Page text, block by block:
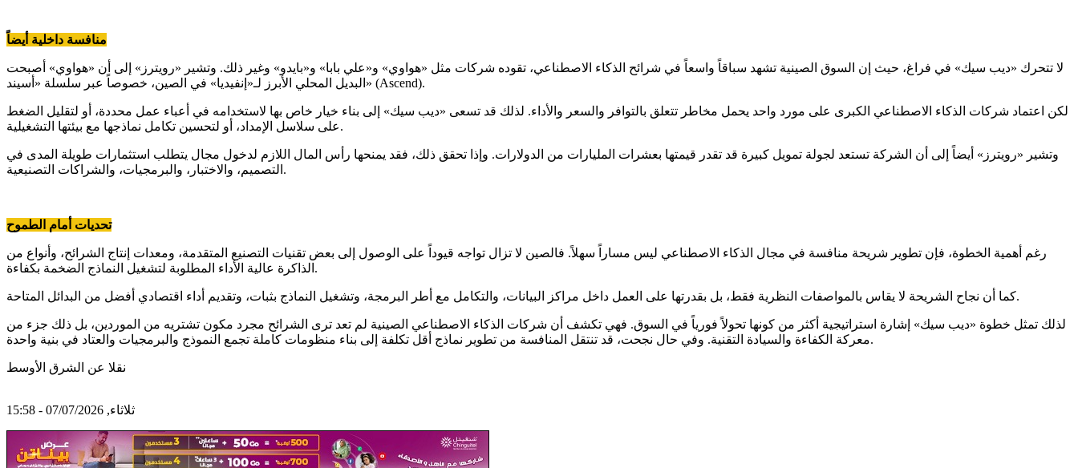
منافسة داخلية أيضاً
لا تتحرك «ديب سيك» في فراغ، حيث إن السوق الصينية تشهد سباقاً واسعاً في شرائح الذكاء الاصطناعي، تقوده شركات مثل «هواوي» و«علي بابا» و«بايدو» وغير ذلك. وتشير «رويترز» إلى أن «هواوي» أصبحت
البديل المحلي الأبرز لـ«إنفيديا» في الصين، خصوصاً عبر سلسلة «أسيند» (Ascend).
لكن اعتماد شركات الذكاء الاصطناعي الكبرى على مورد واحد يحمل مخاطر تتعلق بالتوافر والسعر والأداء. لذلك قد تسعى «ديب سيك» إلى بناء خيار خاص بها لاستخدامه في أعباء عمل محددة، أو لتقليل الضغط
على سلاسل الإمداد، أو لتحسين تكامل نماذجها مع بيئتها التشغيلية.
وتشير «رويترز» أيضاً إلى أن الشركة تستعد لجولة تمويل كبيرة قد تقدر قيمتها بعشرات المليارات من الدولارات. وإذا تحقق ذلك، فقد يمنحها رأس المال اللازم لدخول مجال يتطلب استثمارات طويلة المدى في
التصميم، والاختبار، والبرمجيات، والشراكات التصنيعية.
تحديات أمام الطموح
رغم أهمية الخطوة، فإن تطوير شريحة منافسة في مجال الذكاء الاصطناعي ليس مساراً سهلاً. فالصين لا تزال تواجه قيوداً على الوصول إلى بعض تقنيات التصنيع المتقدمة، ومعدات إنتاج الشرائح، وأنواع من
الذاكرة عالية الأداء المطلوبة لتشغيل النماذج الضخمة بكفاءة.
كما أن نجاح الشريحة لا يقاس بالمواصفات النظرية فقط، بل بقدرتها على العمل داخل مراكز البيانات، والتكامل مع أطر البرمجة، وتشغيل النماذج بثبات، وتقديم أداء اقتصادي أفضل من البدائل المتاحة.
لذلك تمثل خطوة «ديب سيك» إشارة استراتيجية أكثر من كونها تحولاً فورياً في السوق. فهي تكشف أن شركات الذكاء الاصطناعي الصينية لم تعد ترى الشرائح مجرد مكون تشتريه من الموردين، بل ذلك جزء من
معركة الكفاءة والسيادة التقنية. وفي حال نجحت، قد تنتقل المنافسة من تطوير نماذج أقل تكلفة إلى بناء منظومات كاملة تجمع النموذج والبرمجيات والعتاد في بنية واحدة.
نقلا عن الشرق الأوسط
ثلاثاء, 07/07/2026 - 15:58